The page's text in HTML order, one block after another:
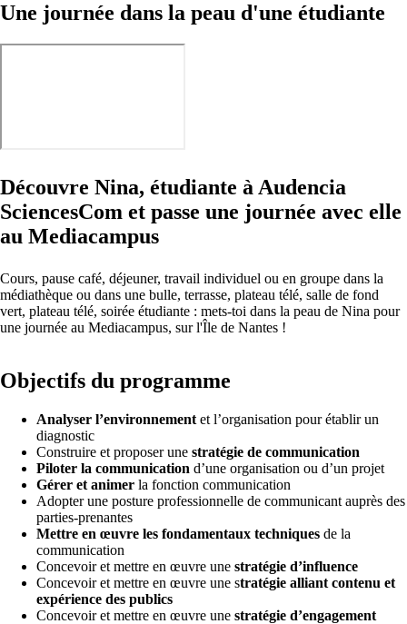
Une journée dans la peau d'une étudiante
Découvre Nina, étudiante à Audencia
SciencesCom et passe une journée avec elle
au Mediacampus
Cours, pause café, déjeuner, travail individuel ou en groupe dans la
médiathèque ou dans une bulle, terrasse, plateau télé, salle de fond
vert, plateau télé, soirée étudiante : mets-toi dans la peau de Nina pour
une journée au Mediacampus, sur l'Île de Nantes !
Objectifs du programme
Analyser l’environnement et l’organisation pour établir un
diagnostic
Construire et proposer une stratégie de communication
Piloter la communication d’une organisation ou d’un projet
Gérer et animer la fonction communication
Adopter une posture professionnelle de communicant auprès des
parties-prenantes
Mettre en œuvre les fondamentaux techniques de la
communication
Concevoir et mettre en œuvre une stratégie d’influence
Concevoir et mettre en œuvre une stratégie alliant contenu et
expérience des publics
Concevoir et mettre en œuvre une stratégie d’engagement